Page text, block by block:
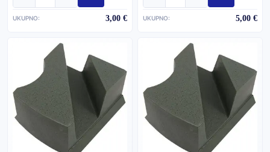
UKUPNO: 3,00 € UKUPNO: 5,00 €